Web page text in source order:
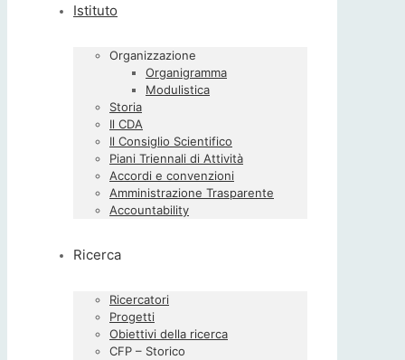
Istituto
Organizzazione
Organigramma
Modulistica
Storia
Il CDA
Il Consiglio Scientifico
Piani Triennali di Attività
Accordi e convenzioni
Amministrazione Trasparente
Accountability
Ricerca
Ricercatori
Progetti
Obiettivi della ricerca
CFP – Storico